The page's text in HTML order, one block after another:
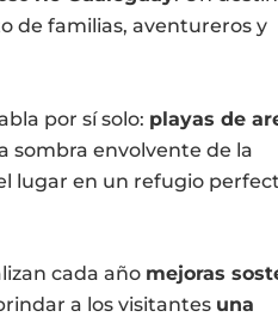
de familias, aventureros y
por sí solo: playas de
sombra envolvente de la
lugar en un refugio
cada año mejoras
a los visitantes una